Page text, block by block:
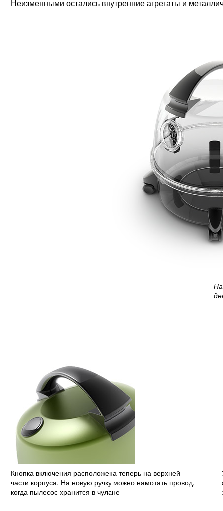
Неизменными остались внутренние агрегаты и
Кнопка включения расположена теперь на верхней
части корпуса. На новую ручку можно намотать провод,
когда пылесос хранится в чулане